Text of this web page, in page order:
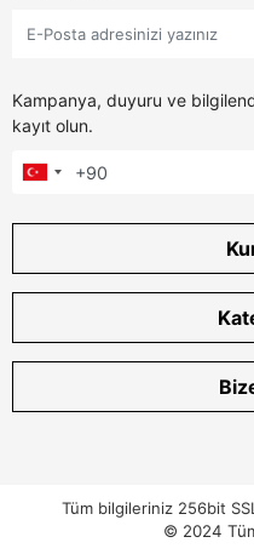
Kampanya, duyuru ve
kayıt olun.
Tüm bilgileriniz 256bit
© 2024